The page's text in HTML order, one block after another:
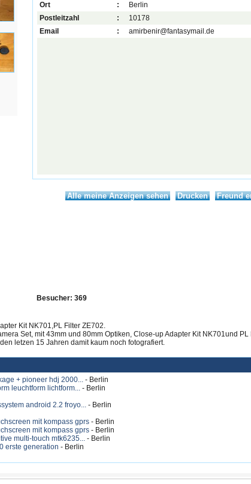
Ort
:
Berlin
Postleitzahl
:
10178
Email
: amirbenir@fantasymail.de
Alle meine Anzeigen sehen Drucken Freund
Besucher: 369
Kit NK701,PL Filter ZE702.
Set, mit 43mm und 80mm Optiken, Close-up Adapter Kit NK701und PL
letzen 15 Jahren damit kaum noch fotografiert.
+ pioneer hdj 2000... - Berlin
leuchtform lichtform... - Berlin
android 2.2 froyo... - Berlin
mit kompass gprs - Berlin
mit kompass gprs - Berlin
multi-touch mtk6235... - Berlin
erste generation - Berlin